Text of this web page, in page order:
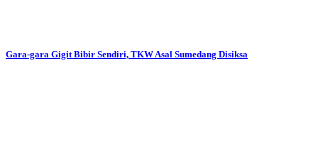
Gara-gara Gigit Bibir Sendiri, TKW Asal Sumedang Disiksa